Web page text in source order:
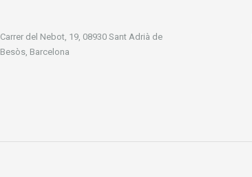
Carrer del Nebot, 19, 08930 Sant Adrià de
Besòs, Barcelona